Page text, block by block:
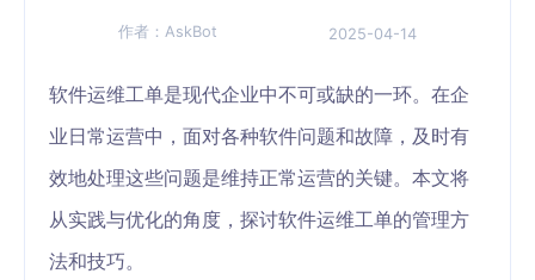
作者： AskBot 2025-04-14
软件运维工单是现代企业中不可或缺的一环。在企
业日常运营中，面对各种软件问题和故障，及时有
效地处理这些问题是维持正常运营的关键。本文将
从实践与优化的角度，探讨软件运维工单的管理方
法和技巧。